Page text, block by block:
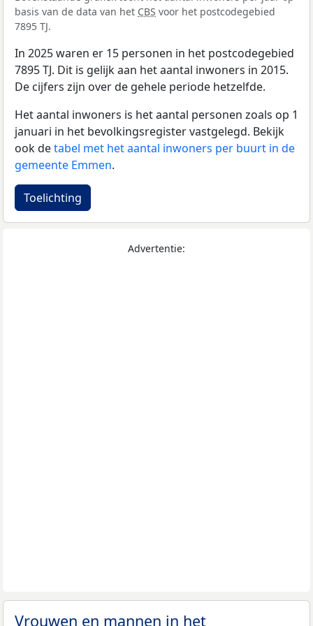
basis van de data van het CBS voor het postcodegebied
7895 TJ.
In 2025 waren er 15 personen in het postcodegebied
7895 TJ. Dit is gelijk aan het aantal inwoners in 2015.
De cijfers zijn over de gehele periode hetzelfde.
Het aantal inwoners is het aantal personen zoals op 1
januari in het bevolkingsregister vastgelegd. Bekijk
ook detabel met het aantal inwoners per buurt in de
gemeente Emmen.
Toelichting
Advertentie:
Vrouwen en mannen in het